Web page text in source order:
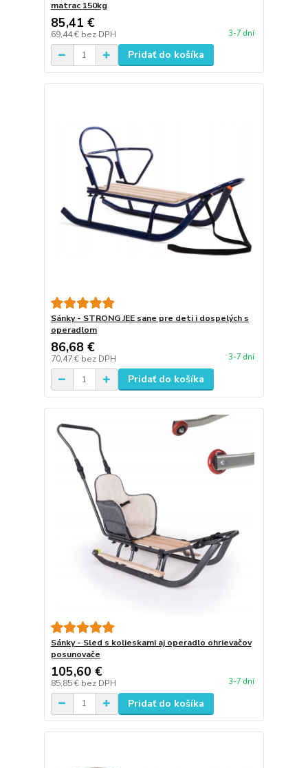
matrac 150kg
85,41 €
69,44 € bez DPH 3-7 dní
Pridať do košíka
Sánky - STRONG JEE sane pre deti i dospelých s
operadlom
86,68 €
70,47 € bez DPH 3-7 dní
Pridať do košíka
Sánky - Sled s kolieskami aj operadlo ohrievačov
posunovače
105,60 €
85,85 € bez DPH 3-7 dní
Pridať do košíka